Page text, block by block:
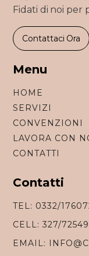
Fidati di noi per
Contattaci Ora
Menu
HOME
SERVIZI
CONVENZIONI
LAVORA CON
CONTATTI
Contatti
TEL: 0332/
CELL: 327/
EMAIL: